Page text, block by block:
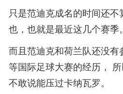
只是范迪克成名的时间还不
也，也就是最近这几个赛季。
而且范迪克和荷兰队还没有
等国际足球大赛的经历，
不敢说能压过卡纳瓦罗。